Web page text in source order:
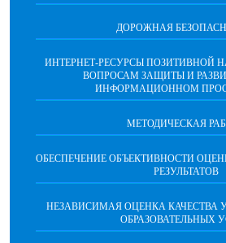
ДОРОЖНАЯ
ИНТЕРНЕТ-РЕСУРСЫ ПОЗИТИВНОЙ
ВОПРОСАМ ЗАЩИТЫ И
ИНФОРМАЦИОННОМ
МЕТОДИЧЕСКАЯ
ОБЕСПЕЧЕНИЕ ОБЪЕКТИВНОСТИ
РЕЗУЛЬТАТОВ
НЕЗАВИСИМАЯ ОЦЕНКА КАЧЕСТВА
ОБРАЗОВАТЕЛЬНЫХ